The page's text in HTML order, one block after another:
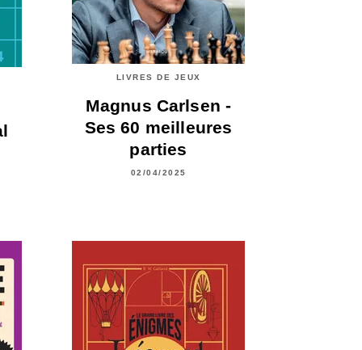
LIVRES DE JEUX
Magnus Carlsen -
Ses 60 meilleures
parties
02/04/2025